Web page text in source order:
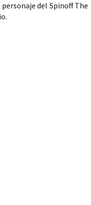
personaje del Spinoff The